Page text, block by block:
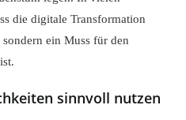
die digitale Transformation
ein Muss für den
sinnvoll nutzen